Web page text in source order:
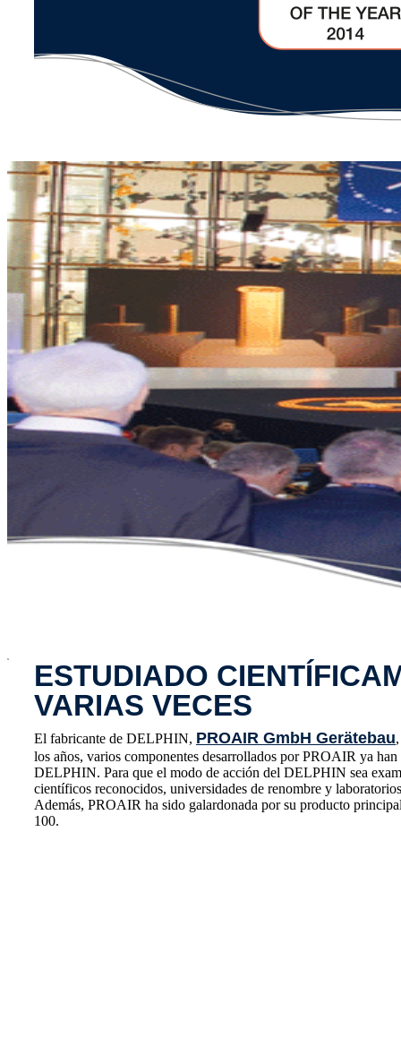
x
ESTUDIADO
VARIAS VECES
El fabricante de DELPHIN, PROAIR GmbH Gerätebau
los años, varios componentes desarrollados por PROAIR ya
DELPHIN. Para que el modo de acción del DELPHIN sea
científicos reconocidos, universidades de renombre y
Además, PROAIR ha sido galardonada por su producto
100.